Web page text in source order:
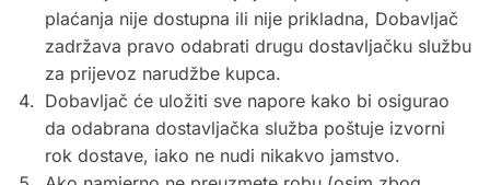
plaćanja nije dostupna ili nije prikladna, Dobavljač
zadržava pravo odabrati drugu dostavljačku službu
za prijevoz narudžbe kupca.
Dobavljač će uložiti sve napore kako bi osigurao
da odabrana dostavljačka služba poštuje izvorni
rok dostave, iako ne nudi nikakvo jamstvo.